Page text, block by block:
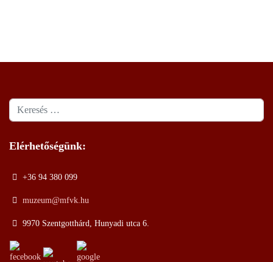
Keresés
Elérhetőségünk:
+36 94 380 099
muzeum@mfvk.hu
9970 Szentgotthárd, Hunyadi utca 6.